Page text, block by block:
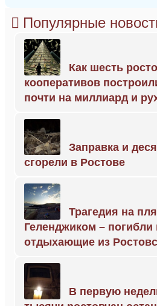
Популярные
Как шесть
кооперативов
почти на миллиард и
Заправка и
сгорели в Ростове
Трагедия на
Геленджиком – погибли
отдыхающие из
В первую